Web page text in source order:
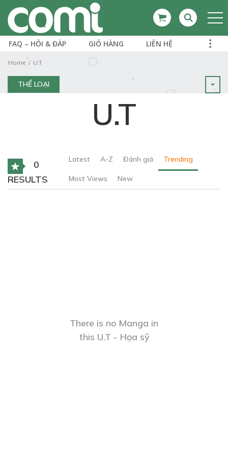
FAQ – HỎI & ĐÁP GIỎ HÀNG LIÊN HỆ
Home U.T
THỂ LOẠI
U.T
0
RESULTS
Latest A-Z Đánh giá Trending
Most Views New
There is no Manga in
this U.T - Họa sỹ